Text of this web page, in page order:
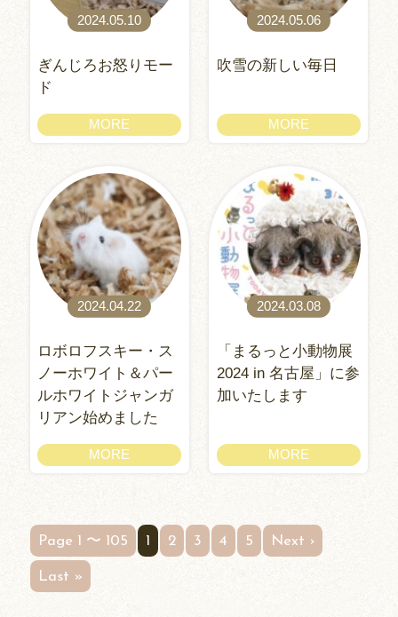
2024.05.10
ぎんじろお怒りモー
ド
MORE
2024.05.06
吹雪の新しい毎日
MORE
2024.04.22
ロボロフスキー・ス
ノーホワイト＆パー
ルホワイトジャンガ
リアン始めました
MORE
2024.03.08
「まるっと小動物展
2024 in 名古屋」に参
加いたします
MORE
Page 1 〜 105 1 2 3 4 5 Next ›
Last »